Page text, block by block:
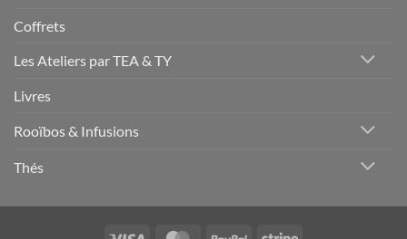
Coffrets
Les Ateliers par TEA & TY
Livres
Rooïbos & Infusions
Thés